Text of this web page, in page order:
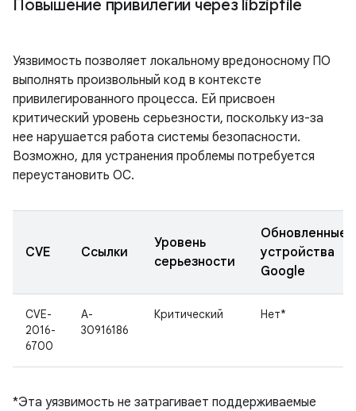
Повышение привилегий через libzipfile
Уязвимость позволяет локальному вредоносному ПО
выполнять произвольный код в контексте
привилегированного процесса. Ей присвоен
критический уровень серьезности, поскольку из-за
нее нарушается работа системы безопасности.
Возможно, для устранения проблемы потребуется
переустановить ОС.
CVE Ссылки
Уровень
серьезности
Обновленные
устройства
Google
CVE-
2016-
6700
A-
30916186
Критический Нет*
*Эта уязвимость не затрагивает поддерживаемые